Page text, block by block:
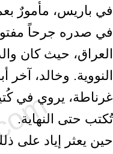
في باريس، مأمورٌ
في صدره جرحاً
العراق، حيث كان
النووية. وخالد، آخر
غرناطة، يروي في
تُكتب حتى النهاية.
حين يعثر إياد على